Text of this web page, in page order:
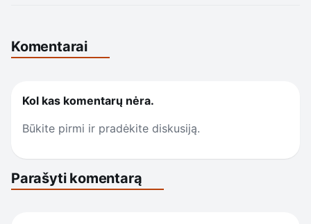
Komentarai
Kol kas komentarų nėra.
Būkite pirmi ir pradėkite diskusiją.
Parašyti komentarą